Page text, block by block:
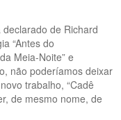
de Richard
“Antes do
Meia-Noite” e
não poderíamos deixar
trabalho, “Cadê
de mesmo nome, de